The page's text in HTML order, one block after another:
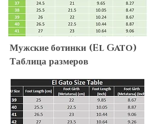
Мужские ботинки (El Gato)
Таблица размеров